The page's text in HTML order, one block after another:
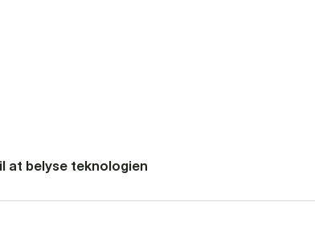
at belyse teknologien